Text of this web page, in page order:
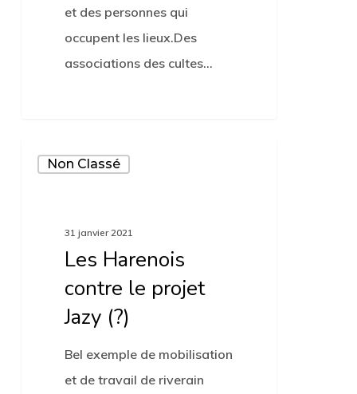
et des personnes qui
occupent les lieux.Des
associations des cultes…
Les
Harenois
Non Classé
31 janvier 2021
Les Harenois
contre le projet
Jazy (?)
Bel exemple de mobilisation
et de travail de riverain